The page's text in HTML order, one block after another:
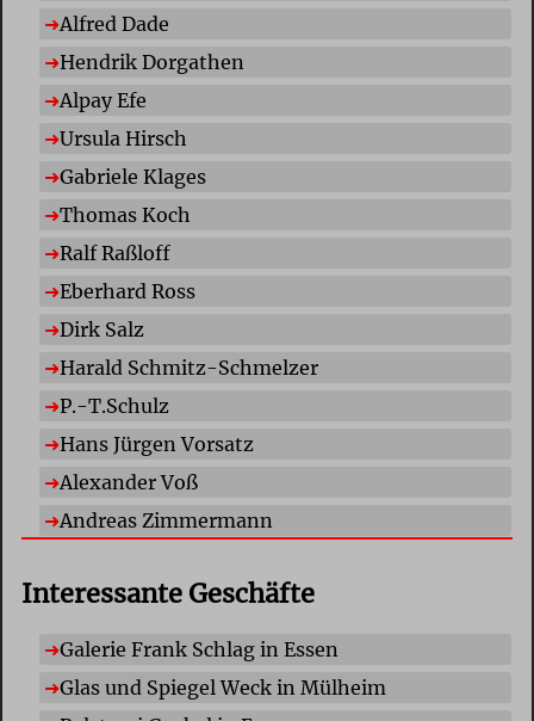
Alfred Dade
Hendrik Dorgathen
Alpay Efe
Ursula Hirsch
Gabriele Klages
Thomas Koch
Ralf Raßloff
Eberhard Ross
Dirk Salz
Harald Schmitz-Schmelzer
P.-T.Schulz
Hans Jürgen Vorsatz
Alexander Voß
Andreas Zimmermann
Interessante Geschäfte
Galerie Frank Schlag in Essen
Glas und Spiegel Weck in Mülheim